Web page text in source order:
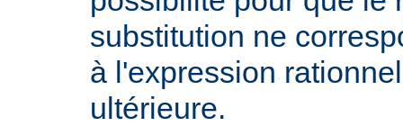
substitution ne
à l'expression
ultérieure.